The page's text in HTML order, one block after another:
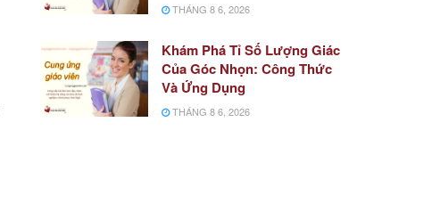
THÁNG 8 6, 2026
Khám Phá Tỉ Số Lượng Giác
Của Góc Nhọn: Công Thức
Và Ứng Dụng
THÁNG 8 6, 2026